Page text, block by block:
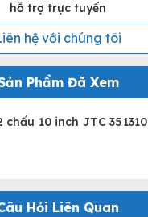
hỗ trợ trực tuyến
hệ với chúng tôi
Phẩm Đã Xem
chấu 10 inch JTC 351310
Hỏi Liên Quan